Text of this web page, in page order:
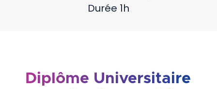
Durée 1h
Diplôme Universitaire